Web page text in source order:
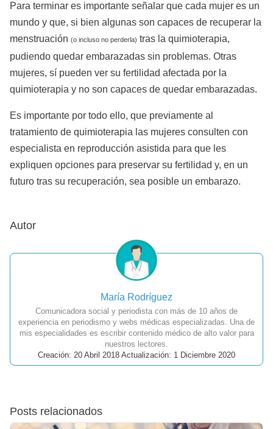
Para terminar es importante señalar que cada mujer es un
mundo y que, si bien algunas son capaces de recuperar la
menstruación (o incluso no perderla) tras la quimioterapia,
pudiendo quedar embarazadas sin problemas. Otras
mujeres, sí pueden ver su fertilidad afectada por la
quimioterapia y no son capaces de quedar embarazadas.
Es importante por todo ello, que previamente al
tratamiento de quimioterapia las mujeres consulten con
especialista en reproducción asistida para que les
expliquen opciones para preservar su fertilidad y, en un
futuro tras su recuperación, sea posible un embarazo.
Autor
María Rodríguez
Comunicadora social y periodista con más de 10 años de
experiencia en periodismo y webs médicas especializadas. Una de
mis especialidades es escribir contenido médico de alto valor para
nuestros lectores.
Creación: 20 Abril 2018 Actualización: 1 Diciembre 2020
Posts relacionados